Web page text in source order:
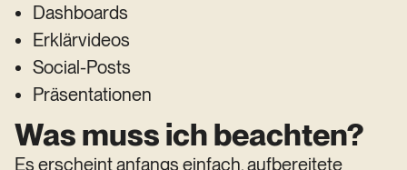
Dashboards
Erklärvideos
Social-Posts
Präsentationen
Was muss ich beachten?
Es erscheint anfangs einfach, aufbereitete